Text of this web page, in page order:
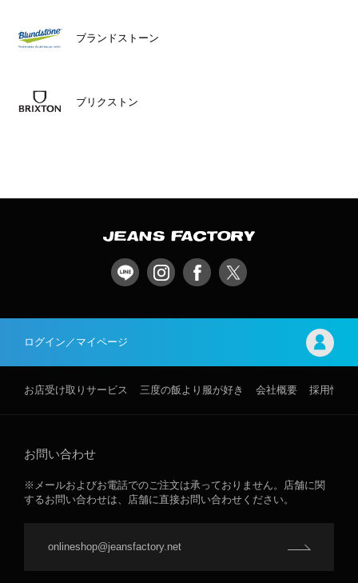
ブランドストーン
ブリクストン
ログイン／マイページ
お店受け取りサービス 三度の飯より服が好き 会社概要 採用情報
お問い合わせ
※メールおよびお電話でのご注文は承っておりません。店舗に関
するお問い合わせは、店舗に直接お問い合わせください。
onlineshop@jeansfactory.net